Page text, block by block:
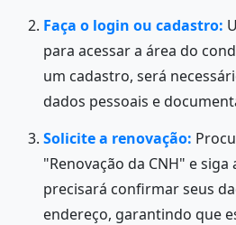
Faça o login ou cadastro:
para acessar a área do
um cadastro, será
dados pessoais e
Solicite a renovação:
"Renovação da CNH" e
precisará confirmar seus
endereço, garantindo que